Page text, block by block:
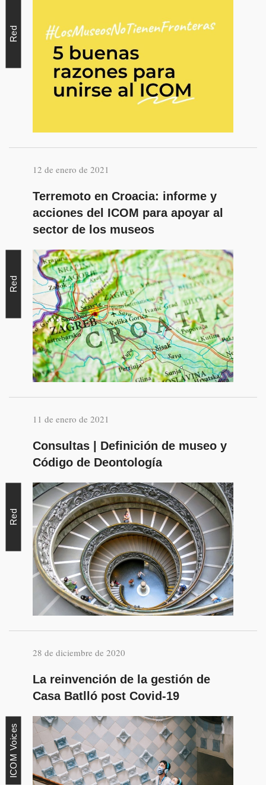
Red
12 de enero de 2021
Terremoto en Croacia: informe y
acciones del ICOM para apoyar al
sector de los museos
Red
11 de enero de 2021
Consultas | Definición de museo y
Código de Deontología
Red
28 de diciembre de 2020
La reinvención de la gestión de
Casa Batlló post Covid-19
ICOM Voices